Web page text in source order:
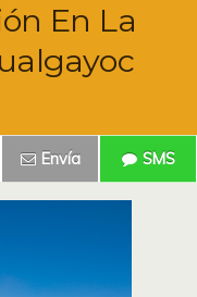
En La
Envía SMS